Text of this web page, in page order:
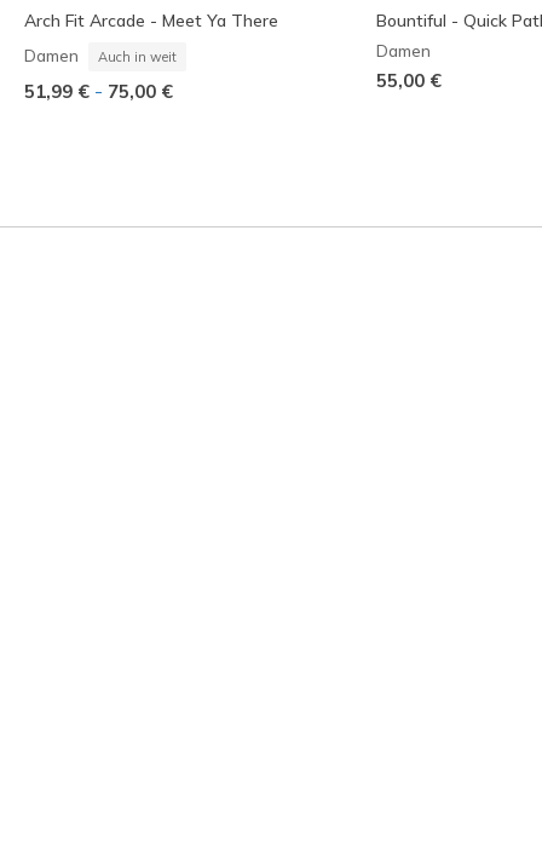
Arch Fit Arcade - Meet Ya There
Damen Auch in weit
51,99 € - 75,00 €
Bountiful - Quick
Damen
55,00 €